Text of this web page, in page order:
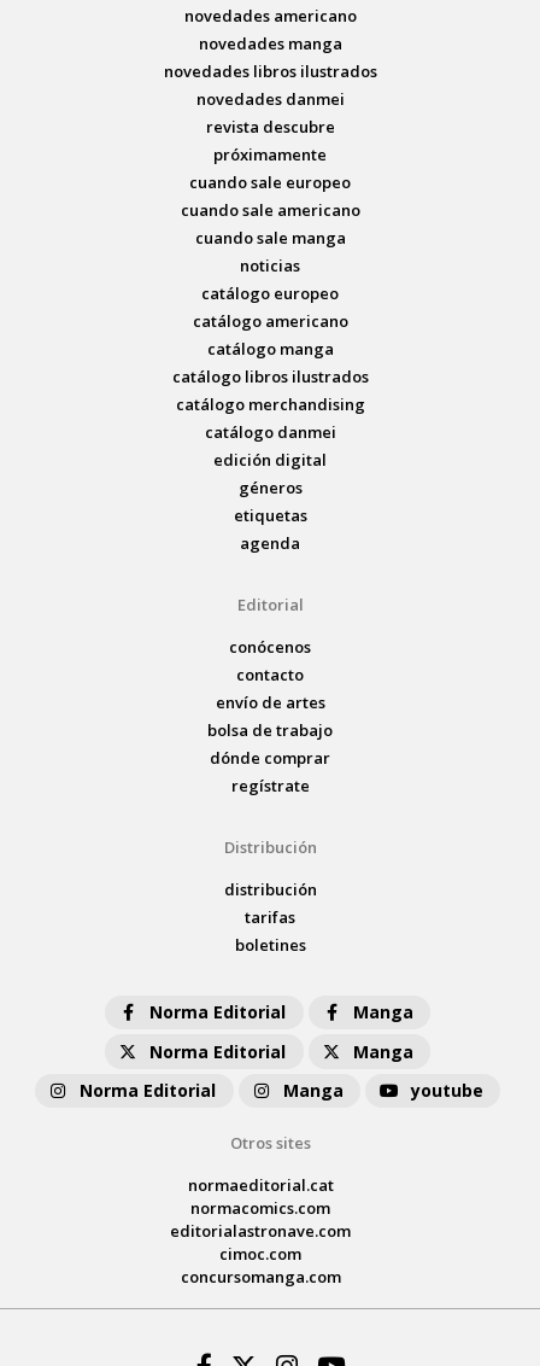
novedades americano
novedades manga
novedades libros ilustrados
novedades danmei
revista descubre
próximamente
cuando sale europeo
cuando sale americano
cuando sale manga
noticias
catálogo europeo
catálogo americano
catálogo manga
catálogo libros ilustrados
catálogo merchandising
catálogo danmei
edición digital
géneros
etiquetas
agenda
Editorial
conócenos
contacto
envío de artes
bolsa de trabajo
dónde comprar
regístrate
Distribución
distribución
tarifas
boletines
Norma Editorial
Manga
Norma Editorial
Manga
Norma Editorial
Manga youtube
Otros sites
normaeditorial.cat
normacomics.com
editorialastronave.com
cimoc.com
concursomanga.com